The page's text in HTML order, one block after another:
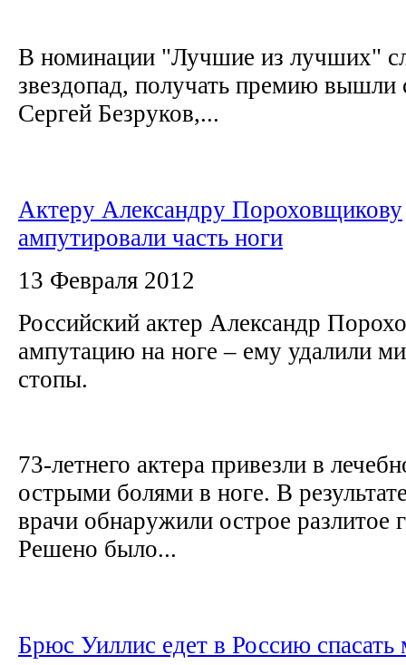
В номинации "Лучшие из лучших"
звездопад, получать премию вышли
Сергей Безруков,...
Актеру Александру Пороховщикову
ампутировали часть ноги
13 Февраля 2012
Российский актер Александр
ампутацию на ноге – ему удалили
стопы.
73-летнего актера привезли в
острыми болями в ноге. В
врачи обнаружили острое разлитое
Решено было...
Брюс Уиллис едет в Россию спасать